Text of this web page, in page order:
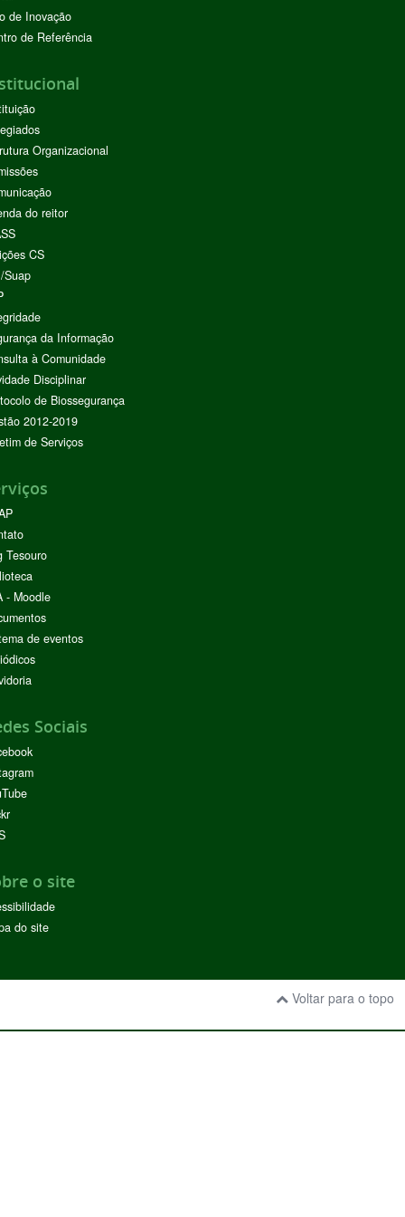
de Inovação
de Referência
Organizacional
do reitor
CS
Suap
da Informação
à Comunidade
Disciplinar
de Biossegurança
2012-2019
de Serviços
Tesouro
- Moodle
de eventos
Sociais
o site
do site
Voltar para o topo